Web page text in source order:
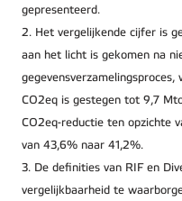
gepresenteerd.
2. Het vergelijkende cijfer is
aan het licht is gekomen na
CO2eq is gestegen tot 9,7
CO2eq-reductie ten opzichte
van 43,6% naar 41,2%.
3. De definities van RIF en
vergelijkbaarheid te